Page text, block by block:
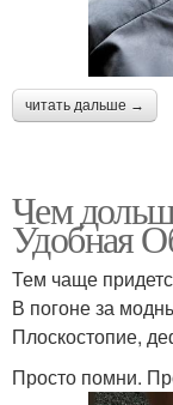
читать дальше →
Чем
Удобная
Тем чаще
В погоне за
Плоскостопие,
Просто помни.